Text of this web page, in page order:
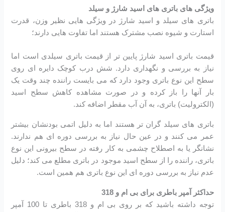
ویژگی های باتری های اسید شارژ و سیلد
باتری های سیلد و اسید شارژ در ویژگی هایی نظیر وزن، قدرت
استارت و شیوه نصب مشترک هستند اما تفاوت هایی دارند؛
قیمت باتری اسید شارژ پایین تر از قیمت باتری سیلدی است اما
نیاز به بررسی و نگهداری دارد. شش درب کوچک دایره ای روی
سطح این نوع باتری وجود دارد که می بایست راننده چند وقت یک
بار آنها را باز کرده و در صورت مشاهده کاهش سطح اسید
(الکترولیت) باتری، به آن آب مقطر اضافه کند.
باتری های سیلد گران تر هستند اما به دلیل اتمی بودنشان بیشتر
عمر می کنند و در عین حال نیاز به بررسی دوره ای هم ندارند.
نشانگر یا به اصطلاح چشمی به کار رفته در سطح بیرونی این نوع
باتری، راننده را از سطح اسید موجود در باتری مطلع می کند؛ دلیل
عدم نیاز به بررسی دوره ای این نوع باتری هم همین است.
حداکثر آمپر باطری برای بی ام و 318
توجه داشته باشید که بر روی بی ام و 318 باطری تا 100 آمپر